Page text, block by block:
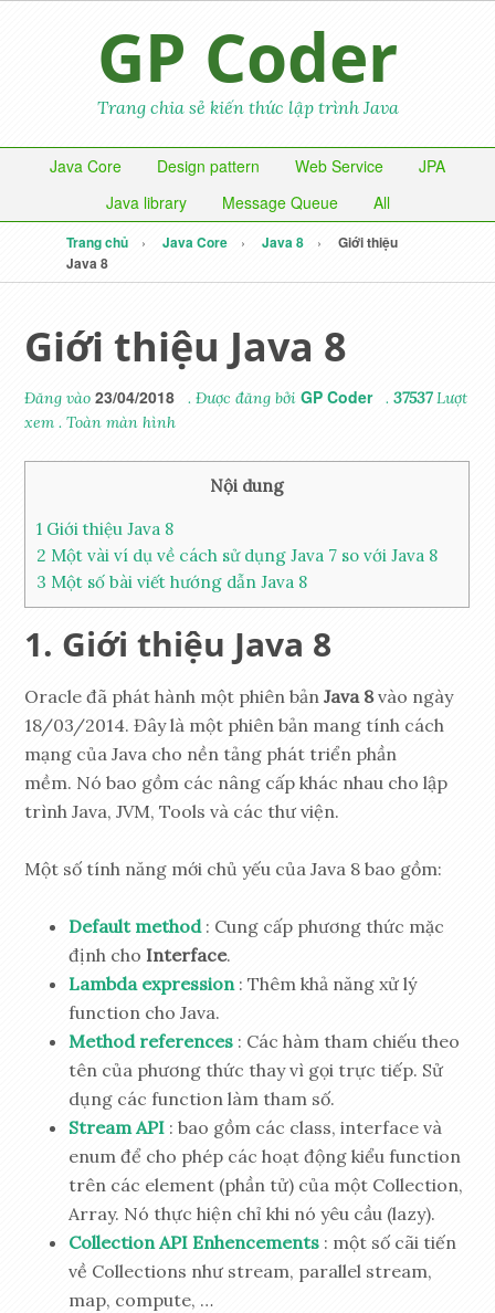
GP Coder
Trang chia sẻ kiến thức lập trình Java
Java Core Design pattern Web Service
JPA
Java library
Message Queue All
Trang chủ Java Core Java 8
Giới thiệu
Java 8
Giới thiệu Java 8
Đăng vào23/04/2018 . Được đăng bởiGP Coder .37537Lượt
xem .Toàn màn hình
Nội dung
1 Giới thiệu Java 8
2 Một vài ví dụ về cách sử dụng Java 7 so với Java 8
3 Một số bài viết hướng dẫn Java 8
Giới thiệu Java 8
Oracle đã phát hành một phiên bảnJava 8vào ngày
18/03/2014. Đây là một phiên bản mang tính cách
mạng của Java cho nền tảng phát triển phần
mềm. Nó bao gồm các nâng cấp khác nhau cho lập
trình Java, JVM, Tools và các thư viện.
Một số tính năng mới chủ yếu của Java 8 bao gồm:
Default method: Cung cấp phương thức mặc
định cho Interface.
Lambda expression: Thêm khả năng xử lý
function cho Java.
Method references : Các hàm tham chiếu theo
tên của phương thức thay vì gọi trực tiếp. Sử
dụng các function làm tham số.
Stream API : bao gồm các class, interface và
enum để cho phép các hoạt động kiểu function
trên các element (phần tử) của một Collection,
Array. Nó thực hiện chỉ khi nó yêu cầu (lazy).
Collection API Enhencements : một số cãi tiến
về Collections như stream, parallel stream,
map, compute, …